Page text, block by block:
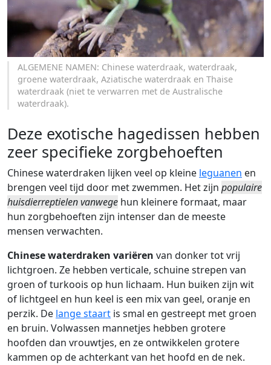
ALGEMENE NAMEN: Chinese waterdraak, waterdraak,
groene waterdraak, Aziatische waterdraak en Thaise
waterdraak (niet te verwarren met de Australische
waterdraak).
Deze exotische hagedissen hebben
zeer specifieke zorgbehoeften
Chinese waterdraken lijken veel op kleine leguanen en
brengen veel tijd door met zwemmen. Het zijn populaire
huisdierreptielen vanwege hun kleinere formaat, maar
hun zorgbehoeften zijn intenser dan de meeste
mensen verwachten.
Chinese waterdraken variëren van donker tot vrij
lichtgroen. Ze hebben verticale, schuine strepen van
groen of turkoois op hun lichaam. Hun buiken zijn wit
of lichtgeel en hun keel is een mix van geel, oranje en
perzik. De lange staart is smal en gestreept met groen
en bruin. Volwassen mannetjes hebben grotere
hoofden dan vrouwtjes, en ze ontwikkelen grotere
kammen op de achterkant van het hoofd en de nek.